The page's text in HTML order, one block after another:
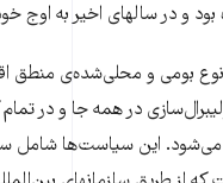
و در سالهای اخیر به اوج
بومی و محلی‌شده‌ی منطق
در همه جا و در
می‌شود. این سیاست‌ها شامل